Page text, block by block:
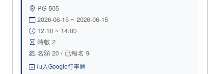
PG-505
2026-06-15 ~ 2026-06-15
12:10 ~ 14:00
時數 2
名額 20 / 已報名 9
加入Google行事曆